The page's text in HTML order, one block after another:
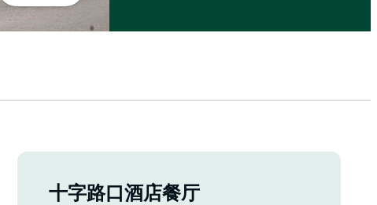
十字路口酒店餐厅